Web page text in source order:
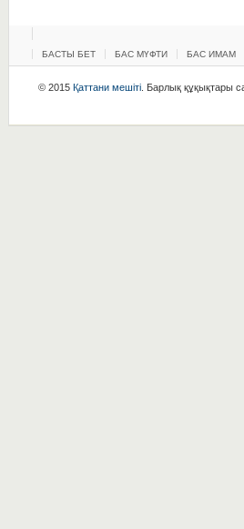
БАСТЫ БЕТ БАС МҮФТИ БАС ИМАМ
© 2015 Қаттани мешіті. Барлық құқықтары